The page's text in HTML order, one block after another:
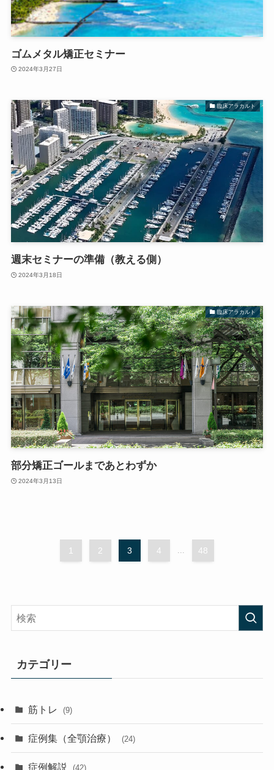
ゴムメタル矯正セミナー
2024年3月27日
臨床アラカルト
週末セミナーの準備（教える側）
2024年3月18日
臨床アラカルト
部分矯正ゴールまであとわずか
2024年3月13日
1 2 3 4 ... 48
カテゴリー
筋トレ (9)
症例集（全顎治療） (24)
症例解説 (42)